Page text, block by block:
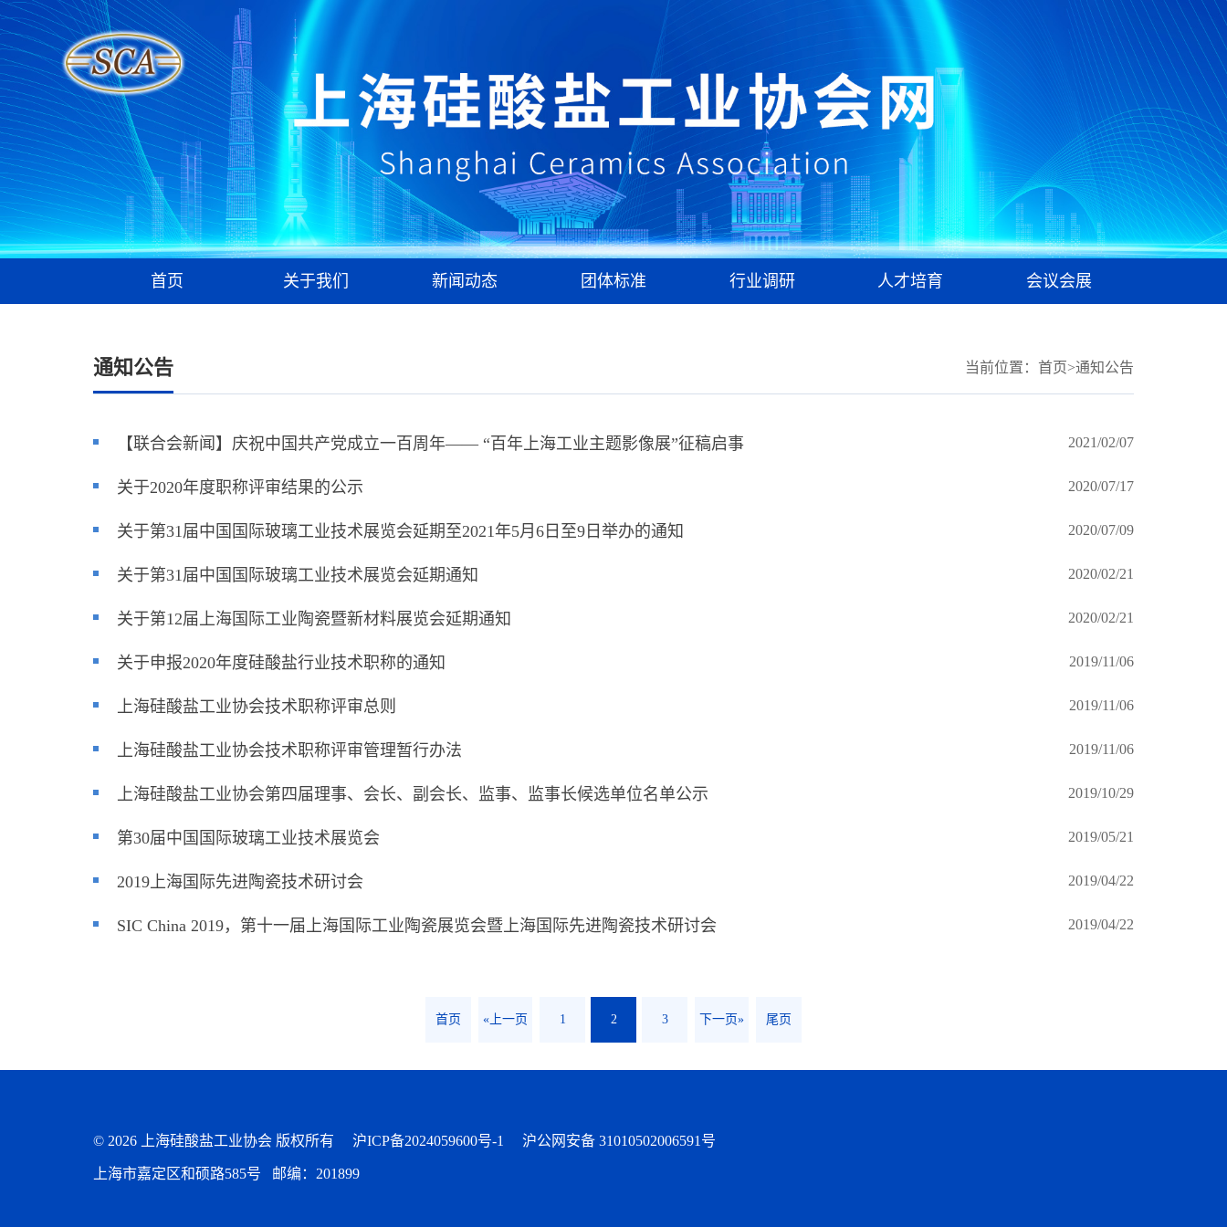
首页 关于我们 新闻动态 团体标准 行业调研 人才培育 会议会展
通知公告 当前位置： 首页>通知公告
2021/02/07
【联合会新闻】庆祝中国共产党成立一百周年—— “百年上海工业主题影像展”征稿启事
2020/07/17
关于2020年度职称评审结果的公示
2020/07/09
关于第31届中国国际玻璃工业技术展览会延期至2021年5月6日至9日举办的通知
2020/02/21
关于第31届中国国际玻璃工业技术展览会延期通知
2020/02/21
关于第12届上海国际工业陶瓷暨新材料展览会延期通知
2019/11/06
关于申报2020年度硅酸盐行业技术职称的通知
2019/11/06
上海硅酸盐工业协会技术职称评审总则
2019/11/06
上海硅酸盐工业协会技术职称评审管理暂行办法
2019/10/29
上海硅酸盐工业协会第四届理事、会长、副会长、监事、监事长候选单位名单公示
2019/05/21
第30届中国国际玻璃工业技术展览会
2019/04/22
2019上海国际先进陶瓷技术研讨会
2019/04/22
SIC China 2019，第十一届上海国际工业陶瓷展览会暨上海国际先进陶瓷技术研讨会
首页 «上一页 1 2 3 下一页» 尾页
© 2026 上海硅酸盐工业协会 版权所有 沪ICP备2024059600号-1 沪公网安备 31010502006591号
上海市嘉定区和硕路585号 邮编：201899